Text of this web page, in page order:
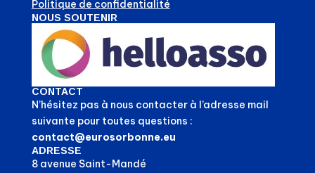
Politique de confidentialité
NOUS SOUTENIR
CONTACT
N’hésitez pas à nous contacter à l’adresse mail
suivante pour toutes questions :
contact@eurosorbonne.eu
ADRESSE
8 avenue Saint-Mandé